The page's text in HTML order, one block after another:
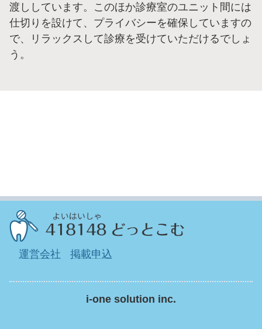
渡ししています。このほか診療室のユニット間には
仕切りを設けて、プライバシーを確保していますの
で、リラックスして診療を受けていただけるでしょ
う。
運営会社 掲載申込
i-one solution inc.